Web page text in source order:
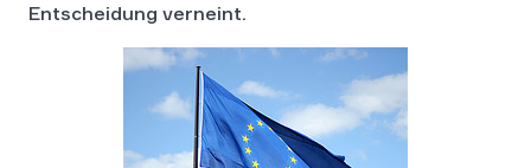
Entscheidung verneint.